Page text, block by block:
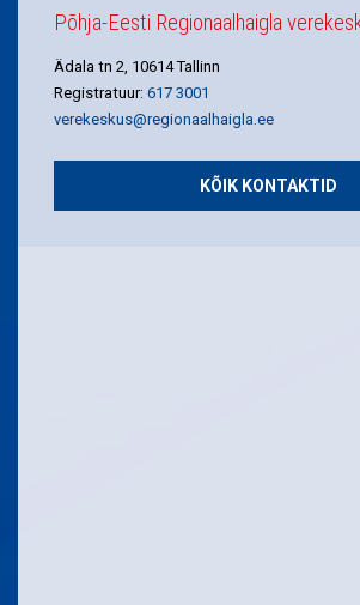
Põhja-Eesti Regionaalhaigla
Ädala tn 2, 10614 Tallinn
Registratuur: 617 3001
verekeskus@regionaalhaigla.ee
KÕIK KONTAKTID